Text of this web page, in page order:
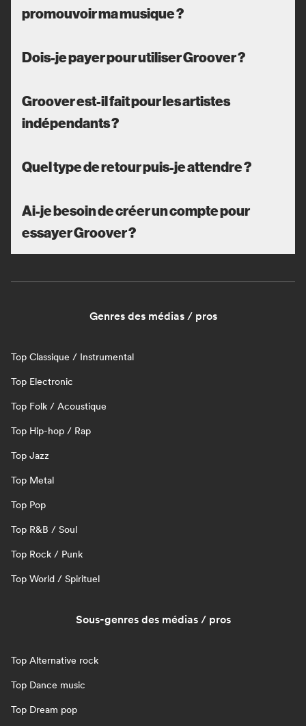
promouvoir ma musique ?
Dois-je payer pour utiliser Groover ?
Groover est-il fait pour les artistes
indépendants ?
Quel type de retour puis-je attendre ?
Ai-je besoin de créer un compte pour
essayer Groover ?
Genres des médias / pros
Top Classique / Instrumental
Top Electronic
Top Folk / Acoustique
Top Hip-hop / Rap
Top Jazz
Top Metal
Top Pop
Top R&B / Soul
Top Rock / Punk
Top World / Spirituel
Sous-genres des médias / pros
Top Alternative rock
Top Dance music
Top Dream pop